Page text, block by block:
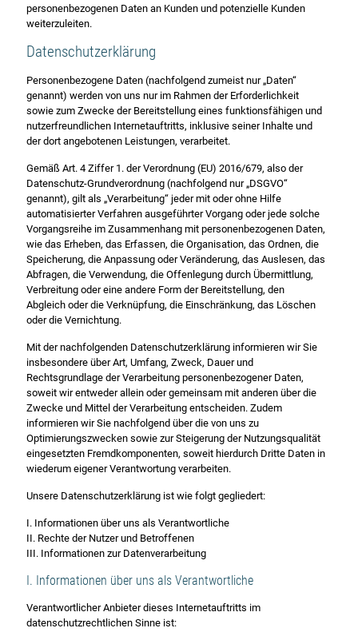
personenbezogenen Daten an Kunden und potenzielle Kunden
weiterzuleiten.
Datenschutzerklärung
Personenbezogene Daten (nachfolgend zumeist nur „Daten“
genannt) werden von uns nur im Rahmen der Erforderlichkeit
sowie zum Zwecke der Bereitstellung eines funktionsfähigen und
nutzerfreundlichen Internetauftritts, inklusive seiner Inhalte und
der dort angebotenen Leistungen, verarbeitet.
Gemäß Art. 4 Ziffer 1. der Verordnung (EU) 2016/679, also der
Datenschutz-Grundverordnung (nachfolgend nur „DSGVO“
genannt), gilt als „Verarbeitung“ jeder mit oder ohne Hilfe
automatisierter Verfahren ausgeführter Vorgang oder jede solche
Vorgangsreihe im Zusammenhang mit personenbezogenen Daten,
wie das Erheben, das Erfassen, die Organisation, das Ordnen, die
Speicherung, die Anpassung oder Veränderung, das Auslesen, das
Abfragen, die Verwendung, die Offenlegung durch Übermittlung,
Verbreitung oder eine andere Form der Bereitstellung, den
Abgleich oder die Verknüpfung, die Einschränkung, das Löschen
oder die Vernichtung.
Mit der nachfolgenden Datenschutzerklärung informieren wir Sie
insbesondere über Art, Umfang, Zweck, Dauer und
Rechtsgrundlage der Verarbeitung personenbezogener Daten,
soweit wir entweder allein oder gemeinsam mit anderen über die
Zwecke und Mittel der Verarbeitung entscheiden. Zudem
informieren wir Sie nachfolgend über die von uns zu
Optimierungszwecken sowie zur Steigerung der Nutzungsqualität
eingesetzten Fremdkomponenten, soweit hierdurch Dritte Daten in
wiederum eigener Verantwortung verarbeiten.
Unsere Datenschutzerklärung ist wie folgt gegliedert:
I. Informationen über uns als Verantwortliche
II. Rechte der Nutzer und Betroffenen
III. Informationen zur Datenverarbeitung
I. Informationen über uns als Verantwortliche
Verantwortlicher Anbieter dieses Internetauftritts im
datenschutzrechtlichen Sinne ist: